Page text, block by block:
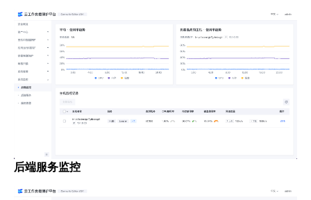
后端服务监控